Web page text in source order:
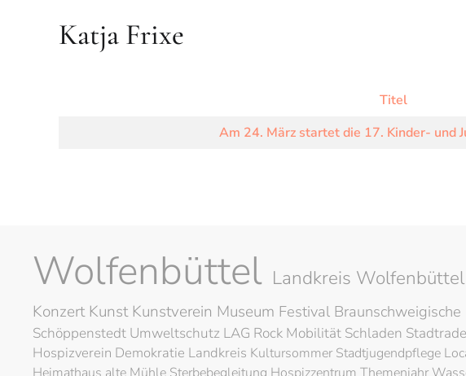
Katja Frixe
Titel
Am 24. März startet die 17. Kinder- und
Wolfenbüttel Landkreis Wolfenbüttel
KonzertKunstKunstverein Museum Festival
Schöppenstedt Umweltschutz LAG Rock Mobilität Schladen
Hospizverein Demokratie Landkreis KultursommerStadtjugendpflege